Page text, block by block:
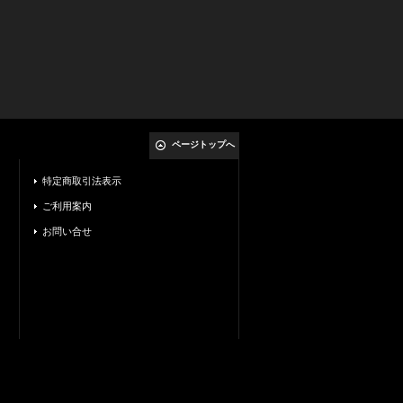
ページトップへ
特定商取引法表示
ご利用案内
お問い合せ